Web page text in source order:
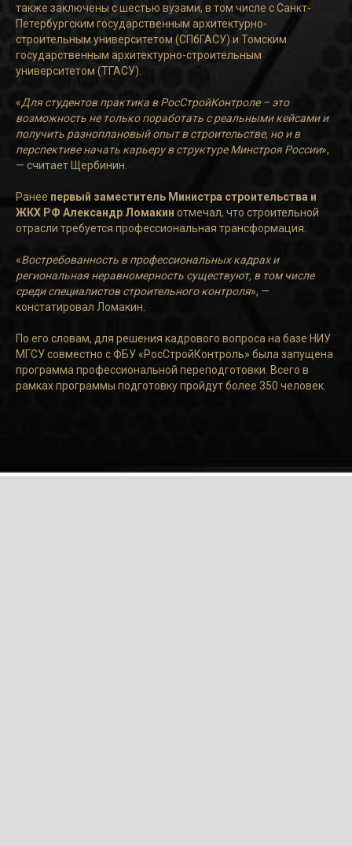
также заключены с шестью вузами, в том числе с Санкт-
Петербургским государственным архитектурно-
строительным университетом (СПбГАСУ) и Томским
государственным архитектурно-строительным
университетом (ТГАСУ).
«Для студентов практика в РосСтройКонтроле – это
возможность не только поработать с реальными кейсами и
получить разноплановый опыт в строительстве, но и в
перспективе начать карьеру в структуре Минстроя России»,
— считает Щербинин.
Ранее первый заместитель Министра строительства и
ЖКХ РФ Александр Ломакин отмечал, что строительной
отрасли требуется профессиональная трансформация.
«Востребованность в профессиональных кадрах и
региональная неравномерность существуют, в том числе
среди специалистов строительного контроля», —
констатировал Ломакин.
По его словам, для решения кадрового вопроса на базе НИУ
МГСУ совместно с ФБУ «РосСтройКонтроль» была запущена
программа профессиональной переподготовки. Всего в
рамках программы подготовку пройдут более 350 человек.